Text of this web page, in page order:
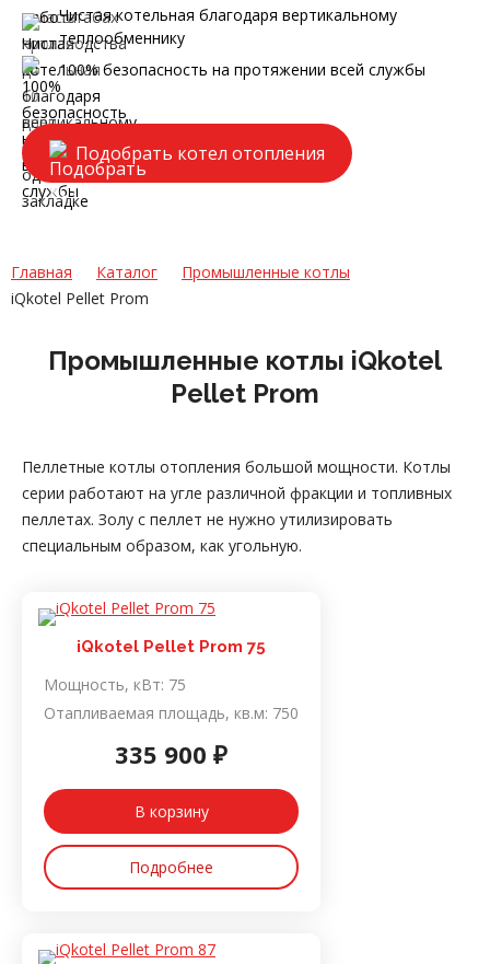
Чистая котельная благодаря вертикальному
теплообменнику
100% безопасность на протяжении всей службы
Подобрать котел отопления
Главная Каталог
Промышленные котлы
iQkotel Pellet Prom
Промышленные котлы iQkotel
Pellet Prom
Пеллетные котлы отопления большой мощности. Котлы
серии работают на угле различной фракции и топливных
пеллетах. Золу с пеллет не нужно утилизировать
специальным образом, как угольную.
iQkotel Pellet Prom 75
Мощность, кВт: 75
Отапливаемая площадь, кв.м: 750
335 900 ₽
В корзину
Подробнее